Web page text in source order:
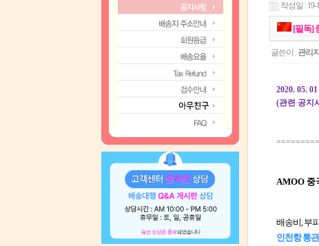
작성일 : 19-
[필독]
글쓴이 : 관리
2020. 05.
(관련 공지
AMOO 중
배송비, 부
인천항 통